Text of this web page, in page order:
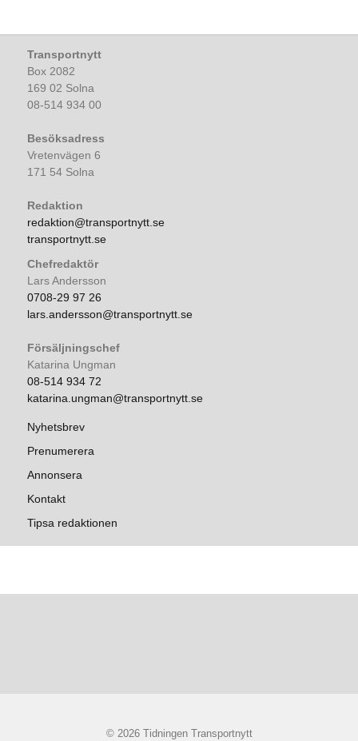
Transportnytt
Box 2082
169 02 Solna
08-514 934 00
Besöksadress
Vretenvägen 6
171 54 Solna
Redaktion
redaktion@transportnytt.se
transportnytt.se
Chefredaktör
Lars Andersson
0708-29 97 26
lars.andersson@transportnytt.se
Försäljningschef
Katarina Ungman
08-514 934 72
katarina.ungman@transportnytt.se
Nyhetsbrev
Prenumerera
Annonsera
Kontakt
Tipsa redaktionen
© 2026 Tidningen Transportnytt